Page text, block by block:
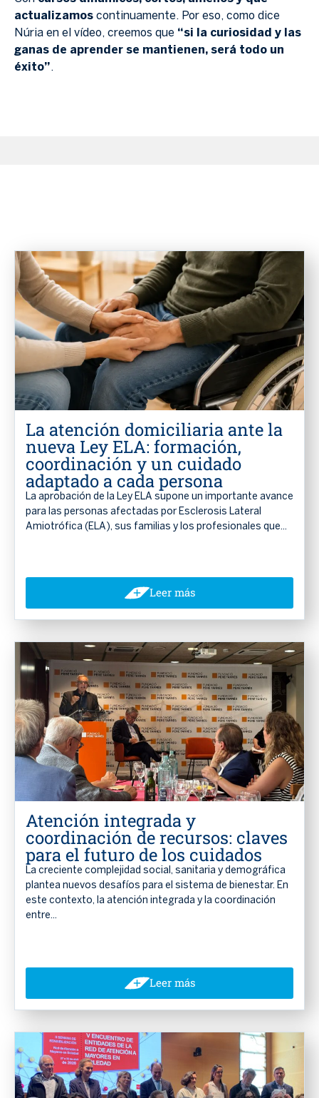
actualizamos continuamente. Por eso, como dice
Núria en el vídeo, creemos que “si la curiosidad y las
ganas de aprender se mantienen, será todo un
éxito”.
La atención domiciliaria ante la
nueva Ley ELA: formación,
coordinación y un cuidado
adaptado a cada persona
La aprobación de la Ley ELA supone un importante avance
para las personas afectadas por Esclerosis Lateral
Amiotrófica (ELA), sus familias y los profesionales que...
Leer más
Atención integrada y
coordinación de recursos: claves
para el futuro de los cuidados
La creciente complejidad social, sanitaria y demográfica
plantea nuevos desafíos para el sistema de bienestar. En
este contexto, la atención integrada y la coordinación
entre...
Leer más